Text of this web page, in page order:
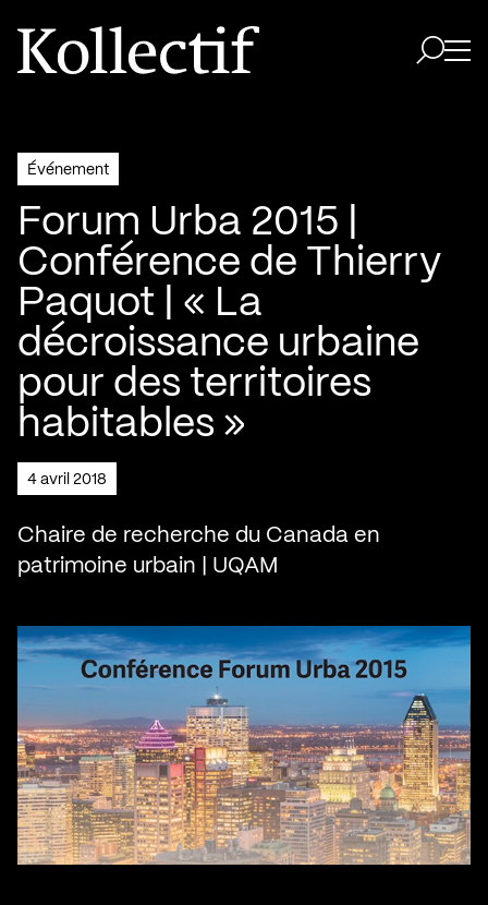
Aller à la page d'accueil
Logo Kollectif
Événement
Forum Urba 2015 |
Conférence de Thierry
Paquot | « La
décroissance urbaine
pour des territoires
habitables »
4 avril 2018
Chaire de recherche du Canada en
patrimoine urbain | UQAM